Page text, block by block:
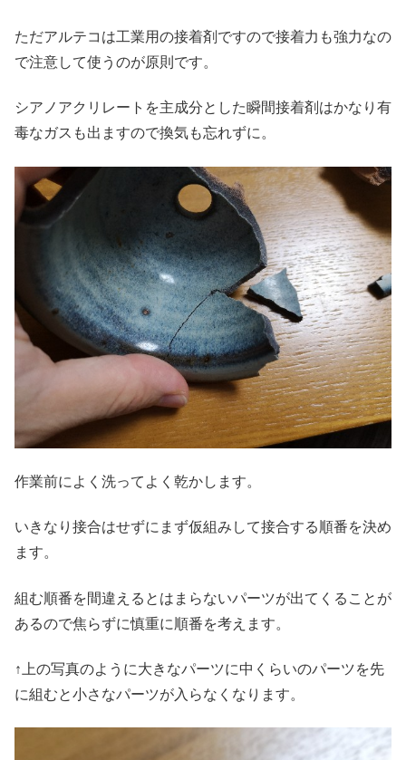
ただアルテコは工業用の接着剤ですので接着力も強力なの
で注意して使うのが原則です。
シアノアクリレートを主成分とした瞬間接着剤はかなり有
毒なガスも出ますので換気も忘れずに。
作業前によく洗ってよく乾かします。
いきなり接合はせずにまず仮組みして接合する順番を決め
ます。
組む順番を間違えるとはまらないパーツが出てくることが
あるので焦らずに慎重に順番を考えます。
↑上の写真のように大きなパーツに中くらいのパーツを先
に組むと小さなパーツが入らなくなります。